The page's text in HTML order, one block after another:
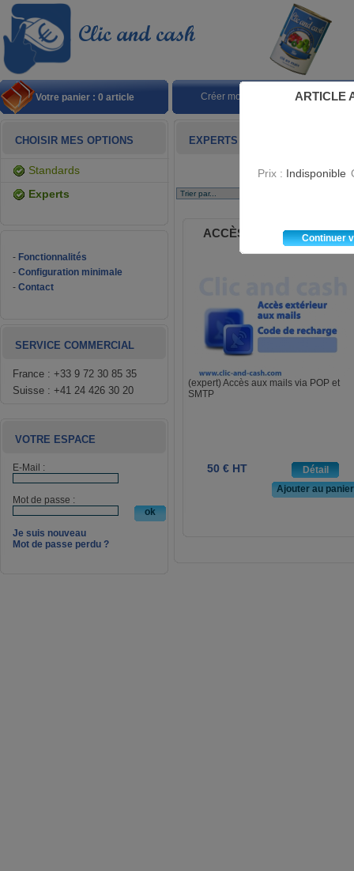
ARTICLE
Prix : Indisponible
continuer
Votre panier : 0 article Créer mon site Choisir
CHOISIR MES OPTIONS
standards
experts
- Fonctionnalités
- Configuration minimale
- Contact
SERVICE COMMERCIAL
France : +33 9 72 30 85 35
Suisse : +41 24 426 30 20
VOTRE ESPACE
E-Mail :
Mot de passe :
Je suis nouveau
Mot de passe perdu ?
EXPERTS
ACCÈS EXTÉRIEUR AUX
MAILS
(expert) Accès aux mails via POP et
SMTP
50 € HT
détail
ajouter au panier